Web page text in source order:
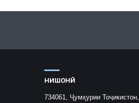
НИШОНӢ
734061, Ҷумҳурии